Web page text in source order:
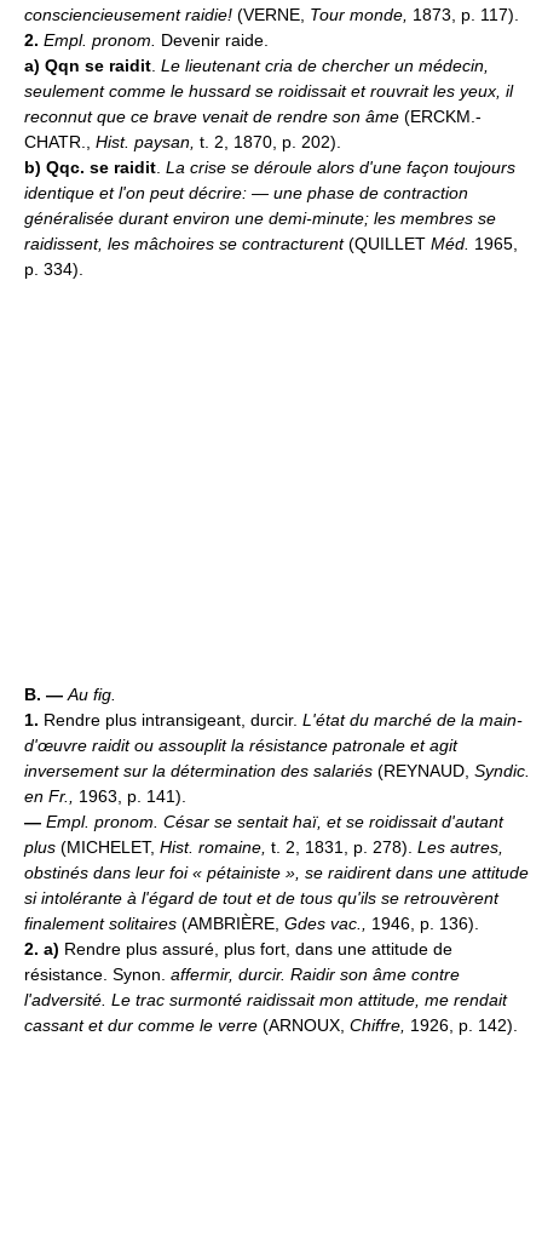
consciencieusement raidie! (VERNE, Tour monde, 1873, p. 117).
2. Empl. pronom. Devenir raide.
a) Qqn se raidit Le lieutenant cria de chercher un médecin,
seulement comme le hussard se roidissait et rouvrait les yeux, il
reconnut que ce brave venait de rendre son âme (ERCKM.-
CHATR., Hist. paysan, t. 2, 1870, p. 202).
b) Qqc. se raidit La crise se déroule alors d'une façon toujours
identique et l'on peut décrire: — une phase de contraction
généralisée durant environ une demi-minute; les membres se
raidissent, les mâchoires se contracturent(QUILLET Méd. 1965,
p. 334).
B. — Au fig.
1. Rendre plus intransigeant, durcir. L'état du marché de la main-
d'œuvre raidit ou assouplit la résistance patronale et agit
inversement sur la détermination des salariés (REYNAUD, Syndic.
en Fr., 1963, p. 141).
— Empl. pronom. César se sentait haï, et se roidissait d'autant
plus (MICHELET, Hist. romaine, t. 2, 1831, p. 278). Les autres,
obstinés dans leur foi « pétainiste », se raidirent dans une attitude
si intolérante à l'égard de tout et de tous qu'ils se retrouvèrent
finalement solitaires (AMBRIÈRE, Gdes vac., 1946, p. 136).
2. a) Rendre plus assuré, plus fort, dans une attitude de
résistance. Synon. affermir, durcir. Raidir son âme contre
l'adversité. Le trac surmonté raidissait mon attitude, me rendait
cassant et dur comme le verre (ARNOUX, Chiffre, 1926, p. 142).